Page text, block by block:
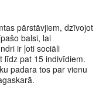
pārstāvjiem, dzīvojot
balsi, lai
ir ļoti sociāli
līdz pat 15 indivīdiem.
padara tos par vienu